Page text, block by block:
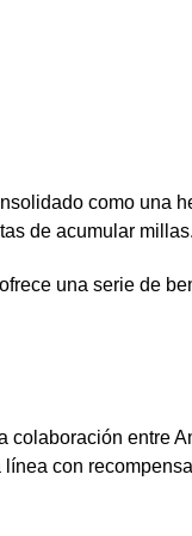
como una
de acumular millas.
una serie de
colaboración entre
con